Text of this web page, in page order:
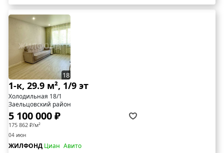
18
1-к, 29.9 м², 1/9 эт
Холодильная 18/1
Заельцовский район
5 100 000 ₽
175 862 ₽/м²
04 июн
ЖИЛФОНД Циан Авито